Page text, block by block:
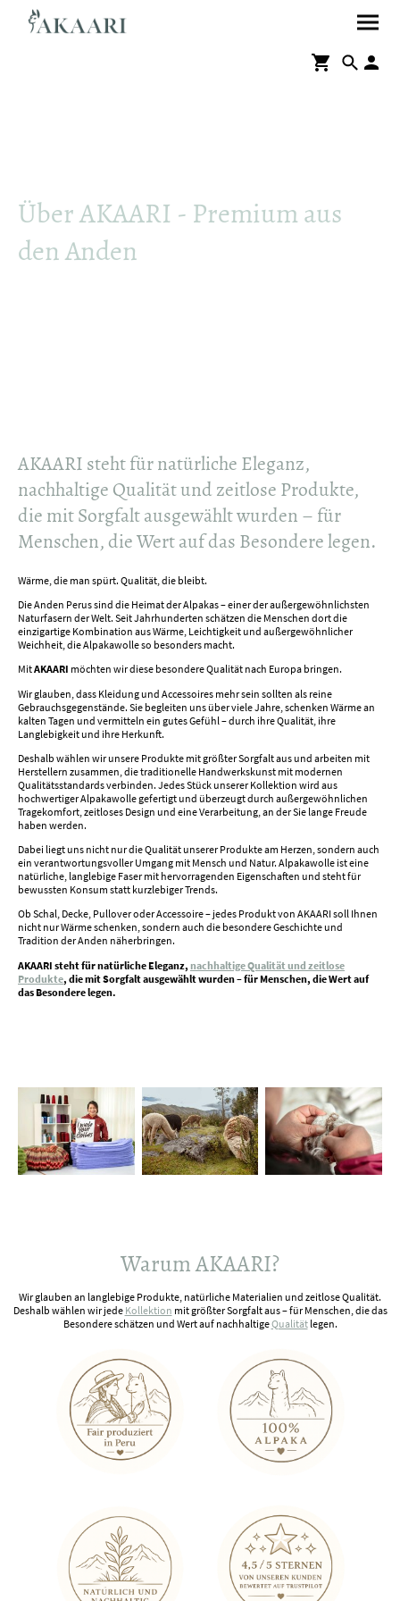
Über AKAARI - Premium aus
den Anden
AKAARI steht für natürliche Eleganz,
nachhaltige Qualität und zeitlose Produkte,
die mit Sorgfalt ausgewählt wurden – für
Menschen, die Wert auf das Besondere legen.
Wärme, die man spürt. Qualität, die bleibt.
Die Anden Perus sind die Heimat der Alpakas – einer der außergewöhnlichsten
Naturfasern der Welt. Seit Jahrhunderten schätzen die Menschen dort die
einzigartige Kombination aus Wärme, Leichtigkeit und außergewöhnlicher
Weichheit, die Alpakawolle so besonders macht.
MitAKAARI möchten wir diese besondere Qualität nach Europa bringen.
Wir glauben, dass Kleidung und Accessoires mehr sein sollten als reine
Gebrauchsgegenstände. Sie begleiten uns über viele Jahre, schenken Wärme an
kalten Tagen und vermitteln ein gutes Gefühl – durch ihre Qualität, ihre
Langlebigkeit und ihre Herkunft.
Deshalb wählen wir unsere Produkte mit größter Sorgfalt aus und arbeiten mit
Herstellern zusammen, die traditionelle Handwerkskunst mit modernen
Qualitätsstandards verbinden. Jedes Stück unserer Kollektion wird aus
hochwertiger Alpakawolle gefertigt und überzeugt durch außergewöhnlichen
Tragekomfort, zeitloses Design und eine Verarbeitung, an der Sie lange Freude
haben werden.
Dabei liegt uns nicht nur die Qualität unserer Produkte am Herzen, sondern auch
ein verantwortungsvoller Umgang mit Mensch und Natur. Alpakawolle ist eine
natürliche, langlebige Faser mit hervorragenden Eigenschaften und steht für
bewussten Konsum statt kurzlebiger Trends.
Ob Schal, Decke, Pullover oder Accessoire – jedes Produkt von AKAARI soll Ihnen
nicht nur Wärme schenken, sondern auch die besondere Geschichte und
Tradition der Anden näherbringen.
AKAARI steht für natürliche Eleganz, nachhaltige Qualität und zeitlose
Produkte, die mit Sorgfalt ausgewählt wurden – für Menschen, die Wert auf
das Besondere legen.
Warum AKAARI?
Wir glauben an langlebige Produkte, natürliche Materialien und zeitlose Qualität.
Deshalb wählen wir jede Kollektion mit größter Sorgfalt aus – für Menschen, die das
Besondere schätzen und Wert auf nachhaltigeQualitätlegen.